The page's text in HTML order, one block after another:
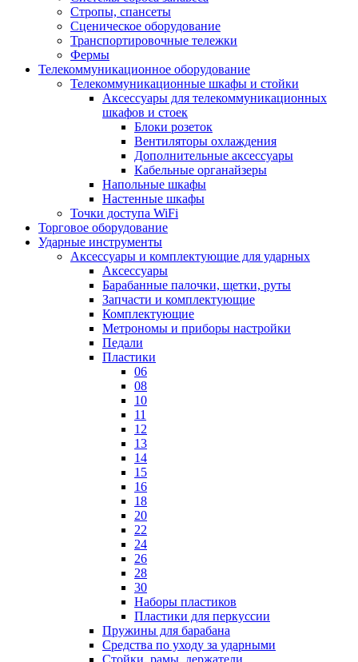
Стропы, спансеты
Сценическое оборудование
Транспортировочные тележки
Фермы
Телекоммуникационное оборудование
Телекоммуникационные шкафы и стойки
Аксессуары для телекоммуникационных
шкафов и стоек
Блоки розеток
Вентиляторы охлаждения
Дополнительные аксессуары
Кабельные органайзеры
Напольные шкафы
Настенные шкафы
Точки доступа WiFi
Торговое оборудование
Ударные инструменты
Аксессуары и комплектующие для ударных
Аксессуары
Барабанные палочки, щетки, руты
Запчасти и комплектующие
Комплектующие
Метрономы и приборы настройки
Педали
Пластики
06
08
10
11
12
13
14
15
16
18
20
22
24
26
28
30
Наборы пластиков
Пластики для перкуссии
Пружины для барабана
Средства по уходу за ударными
Стойки, рамы, держатели